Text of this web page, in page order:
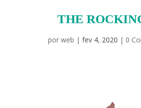
THE
porweb |fev 4, 2020 | 0